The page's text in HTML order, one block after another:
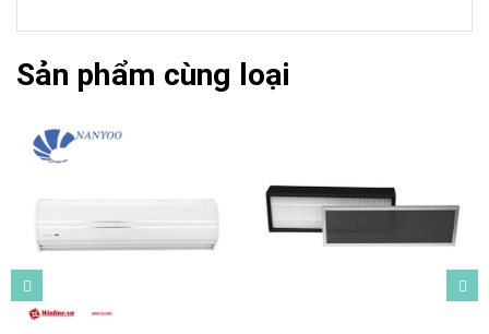
Sản phẩm cùng loại